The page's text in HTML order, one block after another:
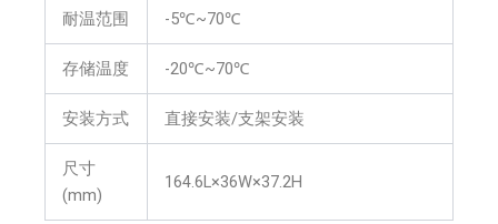
耐温范围 -5℃~70℃
存储温度 -20℃~70℃
安装方式 直接安装/支架安装
尺寸
(mm)
164.6L×36W×37.2H